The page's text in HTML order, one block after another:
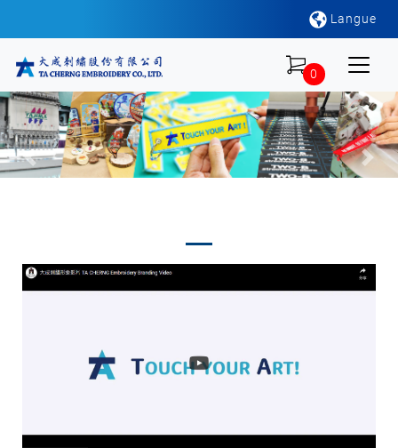
Langue
0
Previous